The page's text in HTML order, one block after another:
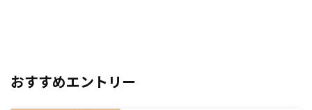
おすすめエントリー